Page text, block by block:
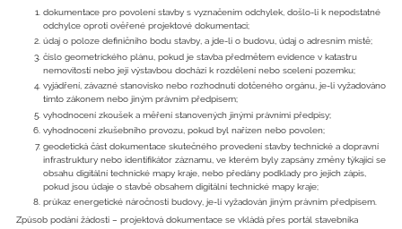
dokumentace pro povolení stavby s vyznačením odchylek, došlo-li k nepodstatné
odchylce oproti ověřené projektové dokumentaci;
údaj o poloze definičního bodu stavby, a jde-li o budovu, údaj o adresním místě;
číslo geometrického plánu, pokud je stavba předmětem evidence v katastru
nemovitostí nebo její výstavbou dochází k rozdělení nebo scelení pozemku;
vyjádření, závazné stanovisko nebo rozhodnutí dotčeného orgánu, je-li vyžadováno
tímto zákonem nebo jiným právním předpisem;
vyhodnocení zkoušek a měření stanovených jinými právními předpisy;
vyhodnocení zkušebního provozu, pokud byl nařízen nebo povolen;
geodetická část dokumentace skutečného provedení stavby technické a dopravní
infrastruktury nebo identifikátor záznamu, ve kterém byly zapsány změny týkající se
obsahu digitální technické mapy kraje, nebo předány podklady pro jejich zápis,
pokud jsou údaje o stavbě obsahem digitální technické mapy kraje;
průkaz energetické náročnosti budovy, je-li vyžadován jiným právním předpisem.
Způsob podání žádosti – projektová dokumentace se vkládá přes portál stavebníka